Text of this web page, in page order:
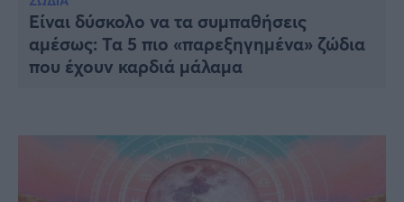
Υγεία
Γυναίκα
Καιρός
Είναι δύσκολο να τα συμπαθήσεις
αμέσως: Τα 5 πιο «παρεξηγημένα» ζώδια
που έχουν καρδιά μάλαμα